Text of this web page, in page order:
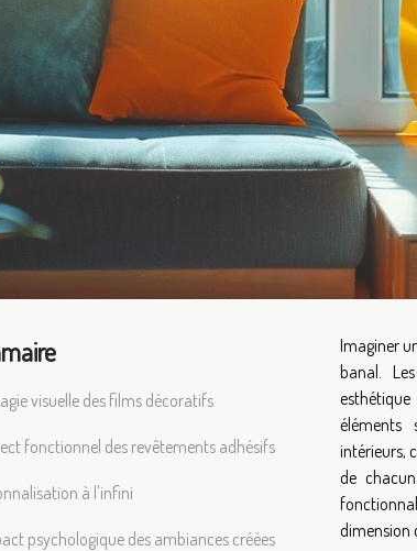
visuelle des films décoratifs
fonctionnel des revêtements adhésifs
à l'infini
psychologique des ambiances créées
Imaginer
banal.
éléments
intérieurs,
de
dimension